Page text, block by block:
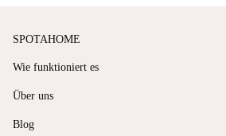
SPOTAHOME
Wie funktioniert es
Über uns
Blog